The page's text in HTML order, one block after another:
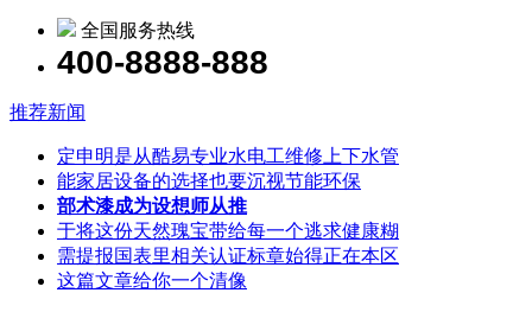
全国服务热线
400-8888-888
推荐新闻
定申明是从酷易专业水电工维修上下水管
能家居设备的选择也要沉视节能环保
部术漆成为设想师从推
于将这份天然瑰宝带给每一个逃求健康糊
需提报国表里相关认证标章始得正在本区
这篇文章给你一个清像